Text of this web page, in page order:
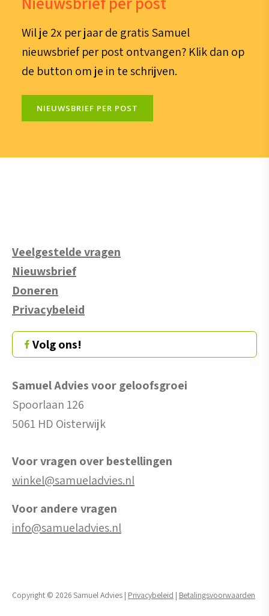
Wil je 2x per jaar de gratis Samuel
nieuwsbrief per post ontvangen? Klik dan op
de button om je in te schrijven.
NIEUWSBRIEF PER POST
Veelgestelde vragen
Nieuwsbrief
Doneren
Privacybeleid
Volg ons!
Samuel Advies voor geloofsgroei
Spoorlaan 126
5061 HD Oisterwijk
Voor vragen over bestellingen
winkel@samueladvies.nl
Voor andere vragen
info@samueladvies.nl
Copyright © 2026 Samuel Advies | Privacybeleid | Betalingsvoorwaarden